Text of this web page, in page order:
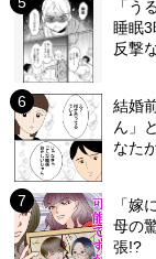
「う
睡眠
反撃
結婚
ん」
なた
「嫁
母の
張!?